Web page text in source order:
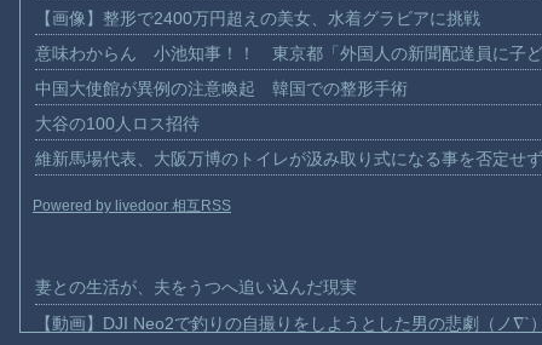
【画像】整形で2400万円超えの美女、水着グラビアに挑戦
意味わからん 小池知事！！ 東京都「外国人の新聞配達員に子
中国大使館が異例の注意喚起 韓国での整形手術
大谷の100人ロス招待
維新馬場代表、大阪万博のトイレが汲み取り式になる事を否定せ
Powered by livedoor 相互RSS
妻との生活が、夫をうつへ追い込んだ現実
【動画】DJI Neo2で釣りの自撮りをしようとした男の悲劇（ノ∇`